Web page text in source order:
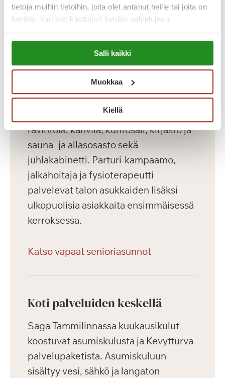
tietoja muihin tietoihin, joita olet antanut heille tai joita on
kerätty, kun olet käyttänyt heidän palvelujaan.
Lue lisää evästeistä:
https://sagacare.fi/evasteet/
Salli kaikki
Muokkaa
Kiellä
avara pohjaratkaisu, nykyaikainen
keittiö, esteetön kylpyhuone sekä
turvapuhelin. Lähes kaikissa
asunnoissa on lasitettu parveke.
Palvelutalon ensimmäisessä
kerroksessa sijaitsevat asukkaiden
käytössä olevat viihtyisät yhteistilat:
ravintola, kahvila, kuntosali, kirjasto ja
sauna- ja allasosasto sekä
juhlakabinetti. Parturi-kampaamo,
jalkahoitaja ja fysioterapeutti
palvelevat talon asukkaiden lisäksi
ulkopuolisia asiakkaita ensimmäisessä
kerroksessa.
Katso vapaat senioriasunnot
Koti palveluiden keskellä
Saga Tammilinnassa kuukausikulut
koostuvat asumiskulusta ja Kevytturva-
palvelupaketista. Asumiskuluun
sisältyy vesi, sähkö ja langaton